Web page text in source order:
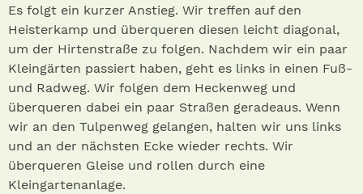
Es folgt ein kurzer Anstieg. Wir treffen auf den
Heisterkamp und überqueren diesen leicht diagonal,
um der Hirtenstraße zu folgen. Nachdem wir ein paar
Kleingärten passiert haben, geht es links in einen Fuß-
und Radweg. Wir folgen dem Heckenweg und
überqueren dabei ein paar Straßen geradeaus. Wenn
wir an den Tulpenweg gelangen, halten wir uns links
und an der nächsten Ecke wieder rechts. Wir
überqueren Gleise und rollen durch eine
Kleingartenanlage.